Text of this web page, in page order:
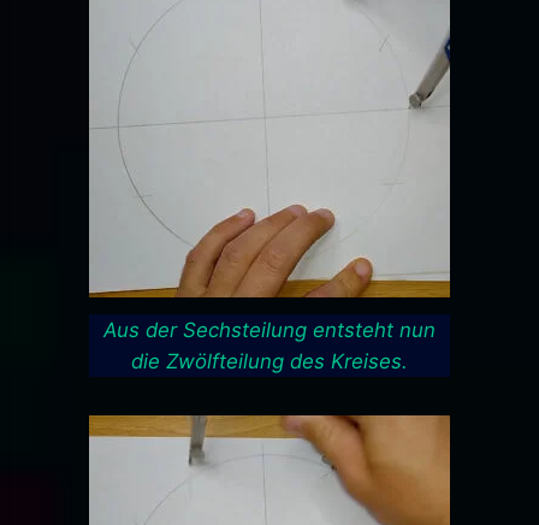
Aus der Sechsteilung entsteht nun
die Zwölfteilung des Kreises.